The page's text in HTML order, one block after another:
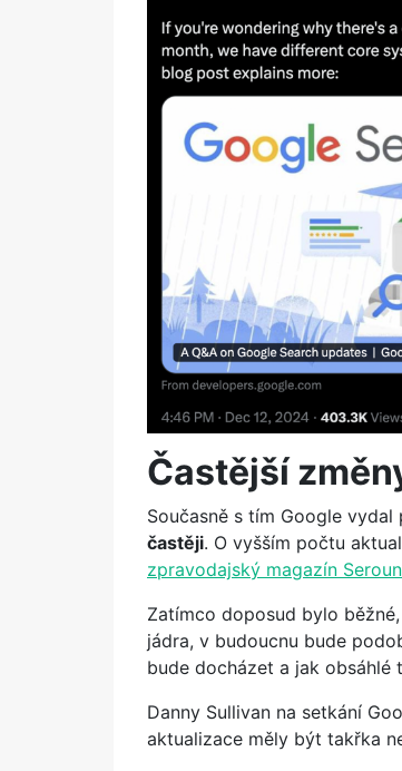
Častější
Současně s tím Google vydal
častěji. O vyšším počtu
zpravodajský magazín
Zatímco doposud bylo
jádra, v budoucnu bude
bude docházet a jak obsáhlé
Danny Sullivan na setkání
aktualizace měly být takřka